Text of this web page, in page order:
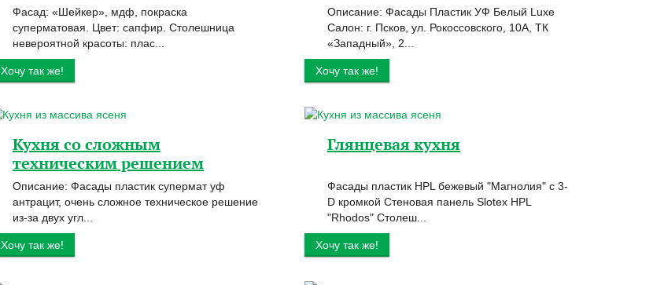
Фасад: «Шейкер», мдф, покраска
суперматовая. Цвет: сапфир. Столешница
невероятной красоты: плас...
Хочу так же!
Описание: Фасады Пластик УФ Белый Luxe
Салон: г. Псков, ул. Рокоссовского, 10А, ТК
«Западный», 2...
Хочу так же!
Кухня со сложным
техническим решением
Описание: Фасады пластик супермат уф
антрацит, очень сложное техническое решение
из-за двух угл...
Хочу так же!
Глянцевая кухня
Фасады пластик HPL бежевый "Магнолия" с 3-
D кромкой Стеновая панель Slotex HPL
"Rhodos" Столеш...
Хочу так же!